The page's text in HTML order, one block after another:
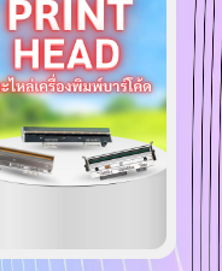
อะไหล่เครื่องพิมพ์
บาร์โค้ด